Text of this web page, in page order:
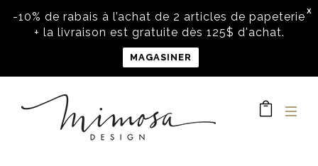
X
-10% de rabais à l’achat de 2 articles de papeterie
+ la livraison est gratuite dès 125$ d'achat.
MAGASINER